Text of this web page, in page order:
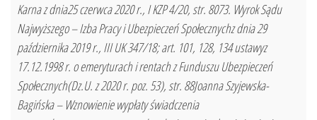
Karna z dnia25 czerwca 2020 r., I KZP 4/20, str. 8073. Wyrok Sądu
Najwyższego – Izba Pracy i Ubezpieczeń Społecznychz dnia 29
października 2019 r., III UK 347/18; art. 101, 128, 134 ustawyz
17.12.1998 r. o emeryturach i rentach z Funduszu Ubezpieczeń
Społecznych(Dz.U. z 2020 r. poz. 53), str. 88Joanna Szyjewska-
Bagińska – Wznowienie wypłaty świadczenia